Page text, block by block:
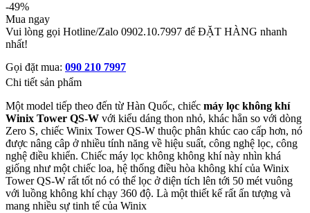
-49%
Mua ngay
Vui lòng gọi Hotline/Zalo 0902.10.7997 để ĐẶT HÀNG nhanh
nhất!
Gọi đặt mua: 090 210 7997
Chi tiết sản phẩm
Một model tiếp theo đến từ Hàn Quốc, chiếc máy lọc không khí
Winix Tower QS-W với kiểu dáng thon nhỏ, khác hẳn so với dòng
Zero S, chiếc Winix Tower QS-W thuộc phân khúc cao cấp hơn, nó
được nâng câp ở nhiều tính năng về hiệu suất, công nghệ lọc, công
nghệ điều khiển. Chiếc máy lọc không không khí này nhìn khá
giống như một chiếc loa, hệ thống điều hòa không khí của Winix
Tower QS-W rất tốt nó có thể lọc ở diện tích lên tới 50 mét vuông
với luồng không khí chạy 360 độ. Là một thiết kế rất ấn tượng và
mang nhiều sự tinh tế của Winix